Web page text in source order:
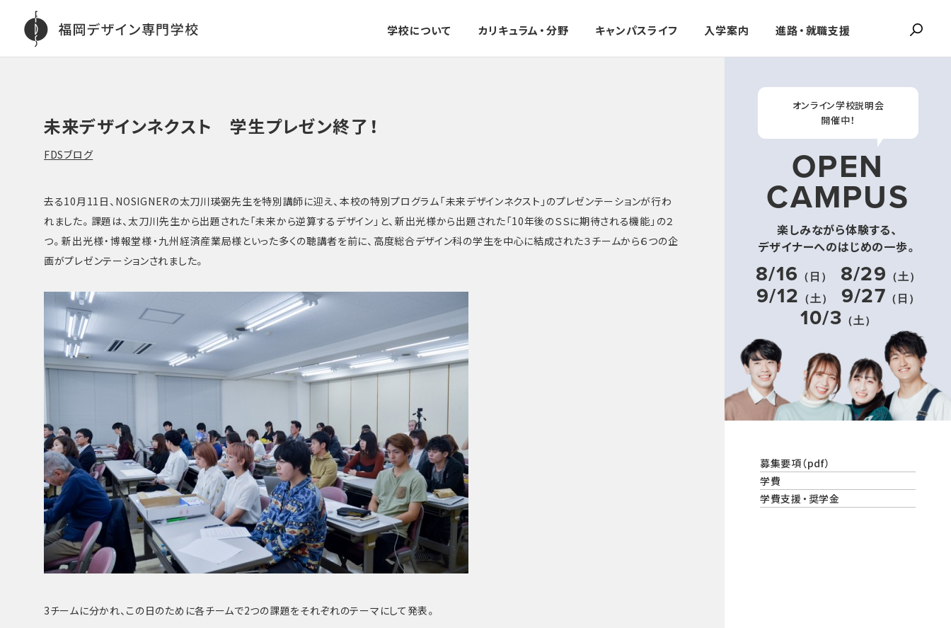
学校について カリキュラム・分野 キャンパスライフ 入学案内 進路・就職支援
オンライン学校説明会
開催中！
OPEN
CAMPUS
楽しみながら体験する、
デザイナーへのはじめの一歩。
8/16 （日） 8/29 （土）
9/12 （土） 9/27 （日）
10/3 （土）
募集要項（pdf）
学費
学費支援・奨学金
未来デザインネクスト 学生プレゼン終了！
FDSブログ
去る10月11日、NOSIGNERの太刀川瑛弼先生を特別講師に迎え、本校の特別プログラム「未来デザインネクスト」のプレゼンテーションが行わ
れました。課題は、太刀川先生から出題された「未来から逆算するデザイン」と、新出光様から出題された「10年後のＳＳに期待される機能」の２
つ。新出光様・博報堂様・九州経済産業局様といった多くの聴講者を前に、高度総合デザイン科の学生を中心に結成された３チームから６つの企
画がプレゼンテーションされました。
3チームに分かれ、この日のために各チームで2つの課題をそれぞれのテーマにして発表。